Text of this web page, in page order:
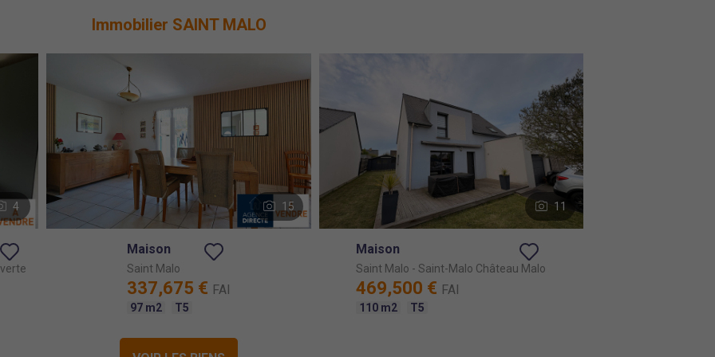
Immobilier SAINT MALO
4 15
Maison
Saint Malo
337,675 € FAI
97 m2 T5
11
Maison
Saint Malo - Saint-Malo Château Malo
469,500 € FAI
110 m2 T5